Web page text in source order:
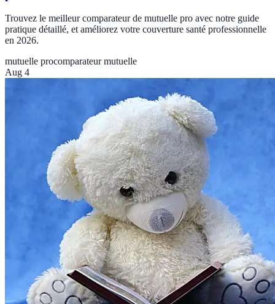
Trouvez le meilleur comparateur de mutuelle pro avec notre guide
pratique détaillé, et améliorez votre couverture santé professionnelle
en 2026.
mutuelle procomparateur mutuelle
Aug 4